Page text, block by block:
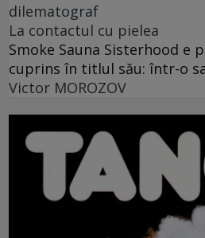
dilematograf
La contactul cu pielea
Smoke Sauna Sisterhood e
cuprins în titlul său: într-o
Victor MOROZOV